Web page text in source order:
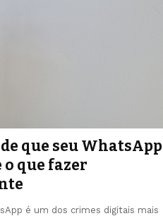
que seu WhatsApp
que fazer
é um dos crimes digitais mais